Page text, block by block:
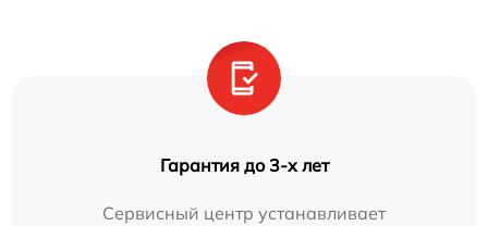
Гарантия до 3-х лет
Сервисный центр устанавливает